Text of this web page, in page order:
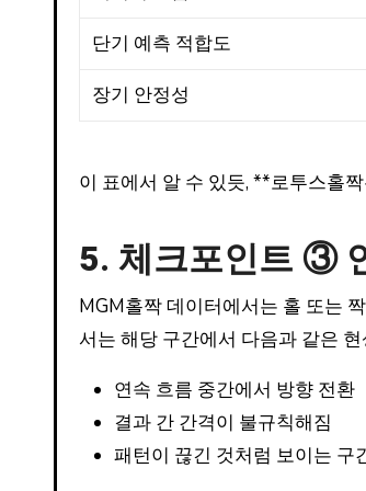
단기 예측 적합도
장기 안정성
이 표에서 알 수 있듯, **로투스홀
5. 체크포인트 ③
MGM홀짝 데이터에서는 홀 또는
서는 해당 구간에서 다음과 같은
연속 흐름 중간에서 방향 전환
결과 간 간격이 불규칙해짐
패턴이 끊긴 것처럼 보이는 구